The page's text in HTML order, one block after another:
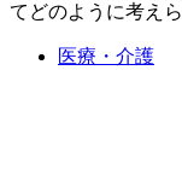
てどのように考え
医療・介護